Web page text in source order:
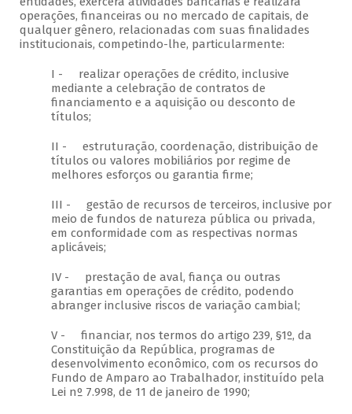
operações, financeiras ou no mercado de capitais, de
qualquer gênero, relacionadas com suas finalidades
institucionais, competindo-lhe, particularmente:
I - realizar operações de crédito, inclusive
mediante a celebração de contratos de
financiamento e a aquisição ou desconto de
títulos;
II - estruturação, coordenação, distribuição de
títulos ou valores mobiliários por regime de
melhores esforços ou garantia firme;
III - gestão de recursos de terceiros, inclusive por
meio de fundos de natureza pública ou privada,
em conformidade com as respectivas normas
aplicáveis;
IV - prestação de aval, fiança ou outras
garantias em operações de crédito, podendo
abranger inclusive riscos de variação cambial;
V - financiar, nos termos do artigo 239, §1º, da
Constituição da República, programas de
desenvolvimento econômico, com os recursos do
Fundo de Amparo ao Trabalhador, instituído pela
Lei nº 7.998, de 11 de janeiro de 1990;